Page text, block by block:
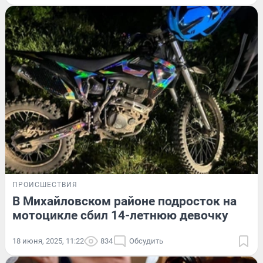
ПРОИСШЕСТВИЯ
В Михайловском районе подросток на
мотоцикле сбил 14-летнюю девочку
18 июня, 2025, 11:22 834 Обсудить